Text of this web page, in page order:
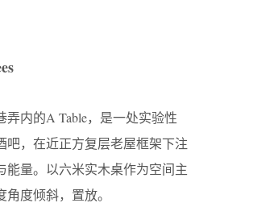
弄内的A Table，是一处实验性
吧，在近正方复层老屋框架下注
能量。以六米实木桌作为空间主
度倾斜，置放。